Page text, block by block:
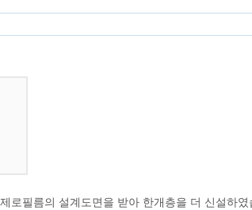
로필름의 설계도면을 받아 한개층을 더 신설하였